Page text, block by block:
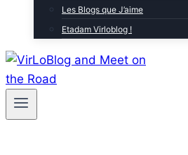
Les Blogs que J’aime
Etadam Virloblog !